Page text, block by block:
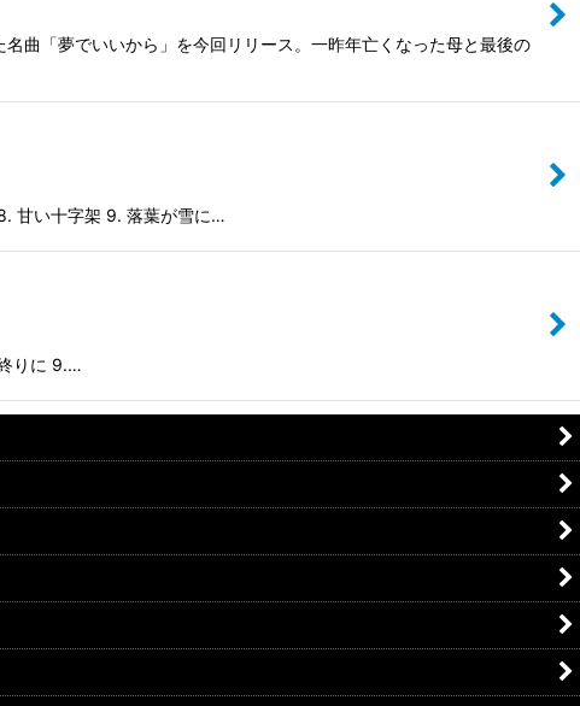
曲「夢でいいから」を今回リリース。一昨年亡くなった母と最後の
甘い十字架 9. 落葉が雪に…
りに 9.…